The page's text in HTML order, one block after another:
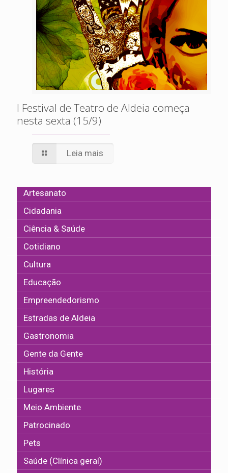
I Festival de Teatro de Aldeia começa
nesta sexta (15/9)
Leia mais
Artesanato
Cidadania
Ciência & Saúde
Cotidiano
Cultura
Educação
Empreendedorismo
Estradas de Aldeia
Gastronomia
Gente da Gente
História
Lugares
Meio Ambiente
Patrocinado
Pets
Saúde (Clínica geral)